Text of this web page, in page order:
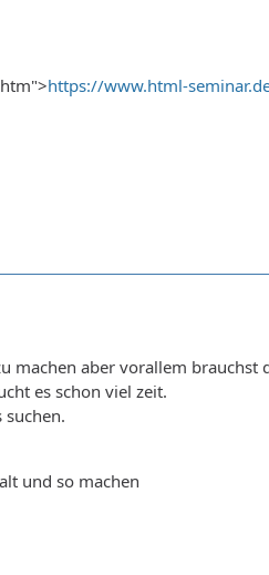
https://www.html-
machen aber vorallem
es schon viel zeit.
und so machen